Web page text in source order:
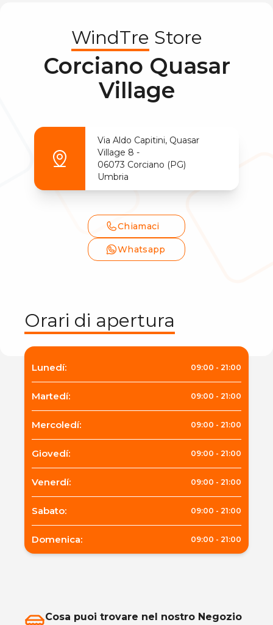
WindTre Store
Corciano Quasar
Village
Via Aldo Capitini, Quasar
Village 8 -
06073 Corciano (PG)
Umbria
Chiamaci
Whatsapp
Orari di apertura
Lunedí: 09:00 - 21:00
Martedí: 09:00 - 21:00
Mercoledí: 09:00 - 21:00
Giovedí: 09:00 - 21:00
Venerdí: 09:00 - 21:00
Sabato: 09:00 - 21:00
Domenica: 09:00 - 21:00
Cosa puoi trovare nel nostro Negozio